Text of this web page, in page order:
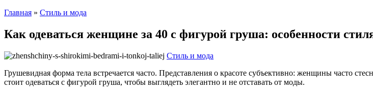
Главная » Стиль и мода
Как одеваться женщине за 40 с фигурой груша: особенности
Стиль и мода
Грушевидная форма тела встречается часто. Представления о красоте субъективно: женщины часто
стоит одеваться с фигурой груша, чтобы выглядеть элегантно и не отставать от моды.